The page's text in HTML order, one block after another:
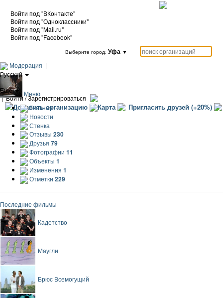
Войти под "ВКонтакте"
Войти под "Одноклассники"
Войти под "Mail.ru"
Войти под "Facebook"
Выберите город: Уфа ▼
Модерация |
Русский
Еще
|Войти / Зарегистрироваться
Добавить организацию Карта Пригласить друзей (+20%)
Меню
Главная
Новости
Стенка
Отзывы 230
Друзья 79
Фотографии 11
Объекты 1
Изменения 1
Отметки 229
Последние фильмы
Кадетство
Маугли
Брюс Всемогущий